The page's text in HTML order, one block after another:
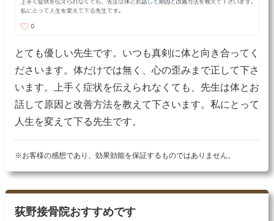
とても優しい先生です。いつも真剣に体と向き合ってく
ださいます。体だけでは無く、心の歪みまで正して下さ
います。上手く症状を伝えられなくても、先生は体とお
話して原因と改善方法を教えて下さいます。私にとって
人生を変えて下る先生です。
※お客様の感想であり、効果効能を保証するものではありません。
荻野接骨院おすすめです